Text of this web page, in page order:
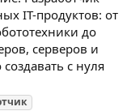
IT-продуктов: от
до
серверов и
с нуля